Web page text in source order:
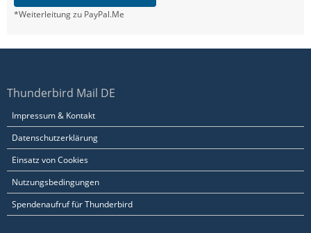
*Weiterleitung zu PayPal.Me
Thunderbird Mail DE
Impressum & Kontakt
Datenschutzerklärung
Einsatz von Cookies
Nutzungsbedingungen
Spendenaufruf für Thunderbird